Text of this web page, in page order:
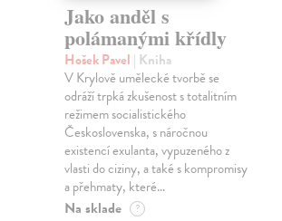
Jako anděl s
polámanými křídly
Hošek Pavel | Kniha
V Krylově umělecké tvorbě se
odráží trpká zkušenost s totalitním
režimem socialistického
Československa, s náročnou
existencí exulanta, vypuzeného z
vlasti do ciziny, a také s kompromisy
a přehmaty, které…
Na sklade ?